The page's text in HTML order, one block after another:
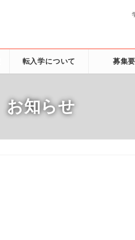
転入学について 募集
お知らせ